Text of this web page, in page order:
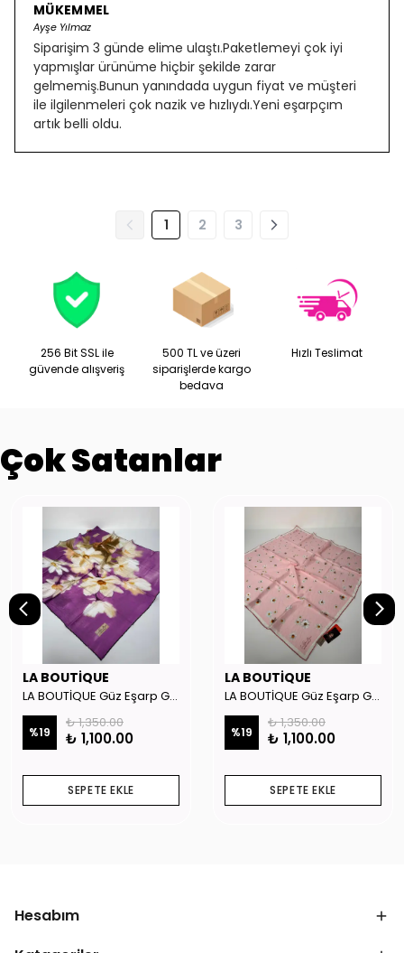
MÜKEMMEL
Ayşe Yılmaz
Siparişim 3 günde elime ulaştı.Paketlemeyi çok iyi
yapmışlar ürünüme hiçbir şekilde zarar
gelmemiş.Bunun yanındada uygun fiyat ve müşteri
ile ilgilenmeleri çok nazik ve hızlıydı.Yeni eşarpçım
artık belli oldu.
1 2 3
256 Bit SSL ile
güvende alışveriş
500 TL ve üzeri
siparişlerde kargo
bedava
Hızlı Teslimat
Çok Satanlar
LA BOUTİQUE
LA BOUTİQUE Güz Eşarp GYSE262908
%19
₺ 1,350.00
₺ 1,100.00
SEPETE EKLE
LA BOUTİQUE
LA BOUTİQUE Güz Eşarp GYSE130804
%19
₺ 1,350.00
₺ 1,100.00
SEPETE EKLE
Hesabım